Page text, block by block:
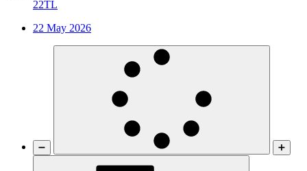
22TL
22 May 2026
➖ ➕